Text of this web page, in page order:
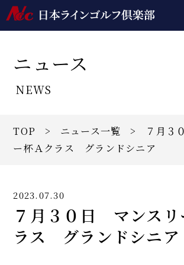
ニュース
NEWS
TOP > ニュース一覧 > ７月３
ー杯Ａクラス グランドシニア
2023.07.30
７月３０日 マンスリ
ラス グランドシニア